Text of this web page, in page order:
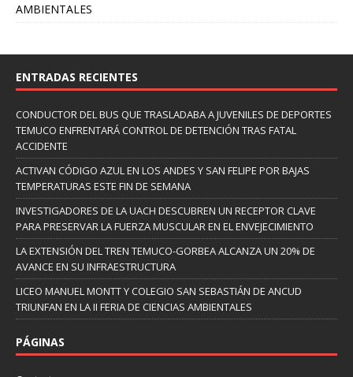
AMBIENTALES
ENTRADAS RECIENTES
CONDUCTOR DEL BUS QUE TRASLADABA A JUVENILES DE DEPORTES
TEMUCO ENFRENTARÁ CONTROL DE DETENCIÓN TRAS FATAL
ACCIDENTE
ACTIVAN CÓDIGO AZUL EN LOS ANDES Y SAN FELIPE POR BAJAS
TEMPERATURAS ESTE FIN DE SEMANA
INVESTIGADORES DE LA UACH DESCUBREN UN RECEPTOR CLAVE
PARA PRESERVAR LA FUERZA MUSCULAR EN EL ENVEJECIMIENTO
LA EXTENSIÓN DEL TREN TEMUCO-GORBEA ALCANZA UN 20% DE
AVANCE EN SU INFRAESTRUCTURA
LICEO MANUEL MONTT Y COLEGIO SAN SEBASTIÁN DE ANCUD
TRIUNFAN EN LA II FERIA DE CIENCIAS AMBIENTALES
PÁGINAS